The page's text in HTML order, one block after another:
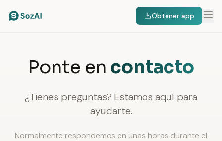
Obtener app
Ponte en contacto
¿Tienes preguntas? Estamos aquí para
ayudarte.
Normalmente respondemos en unas horas durante el